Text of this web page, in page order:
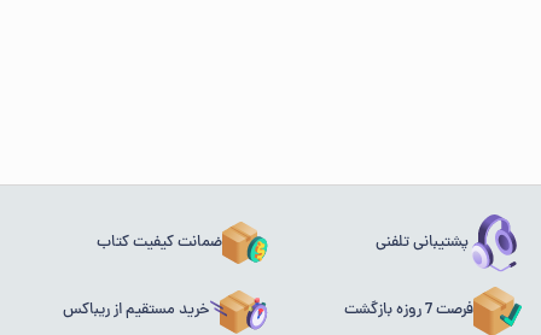
پشتیبانی تلفنی ضمانت کیفیت کتاب
فرصت 7 روزه بازگشت خرید مستقیم از ریباکس